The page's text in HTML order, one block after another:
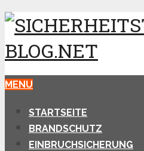
MENU
STARTSEITE
BRANDSCHUTZ
EINBRUCHSICHERUNG